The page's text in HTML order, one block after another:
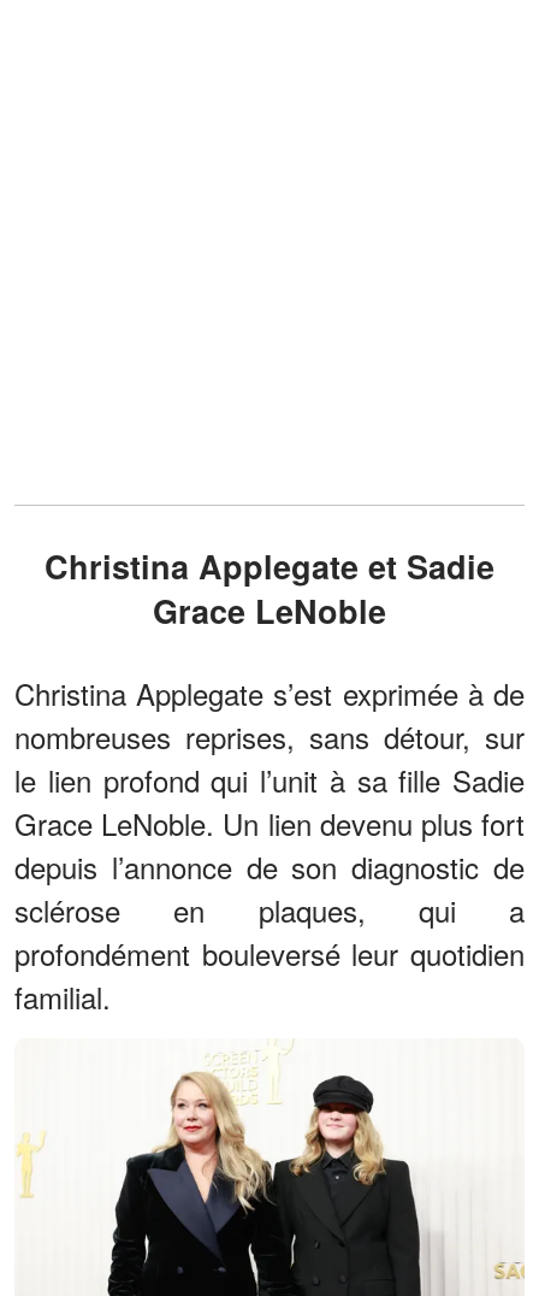
Christina Applegate et Sadie
Grace LeNoble
Christina Applegate s’est exprimée à de
nombreuses reprises, sans détour, sur
le lien profond qui l’unit à sa fille Sadie
Grace LeNoble. Un lien devenu plus fort
depuis l’annonce de son diagnostic de
sclérose en plaques, qui a
profondément bouleversé leur quotidien
familial.